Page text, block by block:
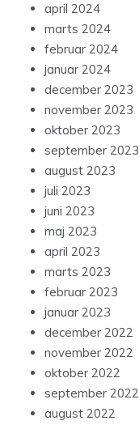
april 2024
marts 2024
februar 2024
januar 2024
december 2023
november 2023
oktober 2023
september 2023
august 2023
juli 2023
juni 2023
maj 2023
april 2023
marts 2023
februar 2023
januar 2023
december 2022
november 2022
oktober 2022
september 2022
august 2022